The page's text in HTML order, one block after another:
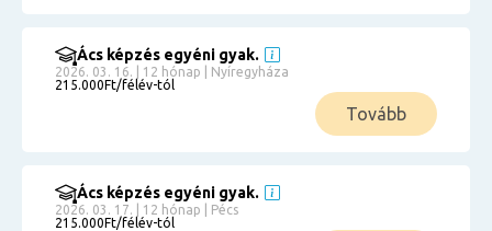
Ács képzés egyéni gyak.
2026. 03. 16. | 12 hónap | Nyíregyháza
215.000Ft/félév-tól
Tovább
Ács képzés egyéni gyak.
2026. 03. 17. | 12 hónap | Pécs
215.000Ft/félév-tól